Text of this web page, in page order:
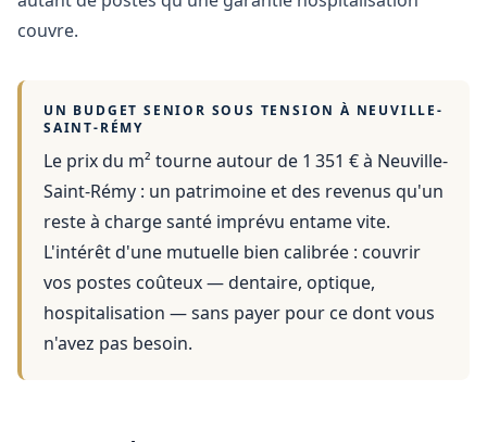
couvre.
UN BUDGET SENIOR SOUS TENSION À NEUVILLE-
SAINT-RÉMY
Le prix du m² tourne autour de 1 351 €à Neuville-
Saint-Rémy : un patrimoine et des revenus qu'un
reste à charge santé imprévu entame vite.
L'intérêt d'une mutuelle bien calibrée : couvrir
vos postes coûteux — dentaire, optique,
hospitalisation — sans payer pour ce dont vous
n'avez pas besoin.